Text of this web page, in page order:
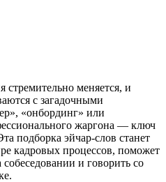
меняется, и
с загадочными
«онбординг» или
жаргона — ключ
подборка эйчар-слов станет
кадровых процессов, поможет
собеседовании и говорить со